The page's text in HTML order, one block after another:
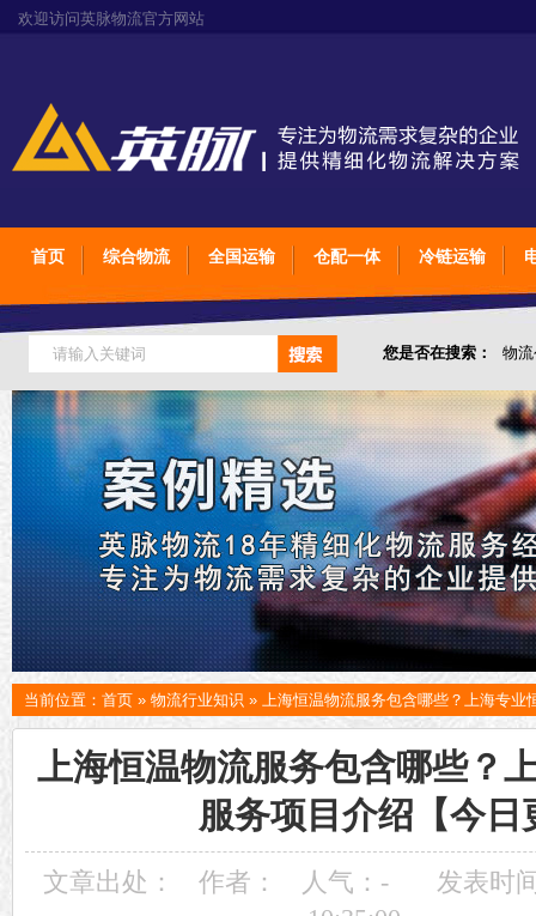
欢迎访问英脉物流官方网站
首页 综合物流 全国运输 仓配一体 冷链运输
您是否在搜索： 物
仓储综合专业定制物
当前位置： 首页 » 物流行业知识 » 上海恒温物流服务包含哪些？上海专业
上海恒温物流服务包含哪些？
服务项目介绍【今日
文章出处： 作者： 人气： -
发表时